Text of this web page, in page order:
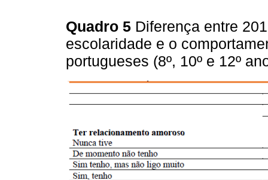
Quadro 5 Diferença entre
escolaridade e o
portugueses (8º, 10º e 12º